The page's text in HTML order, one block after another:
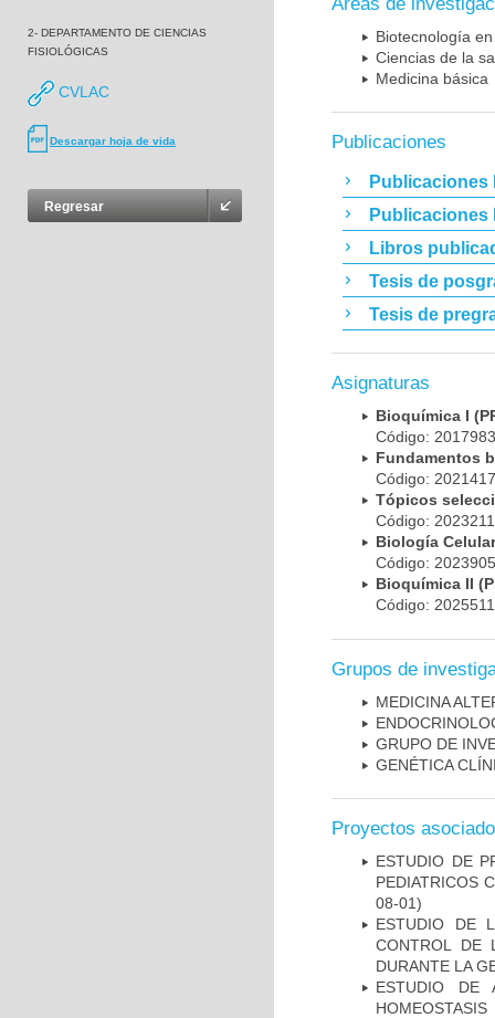
2- DEPARTAMENTO DE CIENCIAS
FISIOLÓGICAS
CVLAC
Descargar hoja de vida
Regresar
Biotecnología
Ciencias de la
Medicina básica
Publicaciones
Publicaciones
Publicaciones
Libros
Tesis de
Tesis de
Asignaturas
Bioquímica I
Código:
Fundamentos
Código:
Tópicos
Código:
Biología
Código:
Bioquímica II
Código:
Grupos de
MEDICINA
GRUPO DE
GENÉTICA
Proyectos
ESTUDIO DE
PEDIATRICOS
08-01)
ESTUDIO DE
CONTROL DE
DURANTE LA
ESTUDIO DE